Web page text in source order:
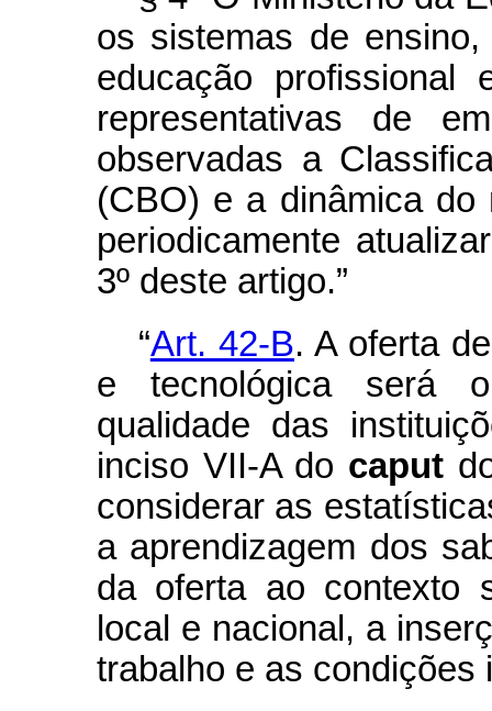
os sistemas de
educação profissional
representativas de
observadas a
(CBO) e a dinâmica do
periodicamente
3º deste artigo.”
“Art. 42-B. A oferta
e tecnológica será
qualidade das
inciso VII-A do caput
considerar as
a aprendizagem dos
da oferta ao contexto
local e nacional, a
trabalho e as condições